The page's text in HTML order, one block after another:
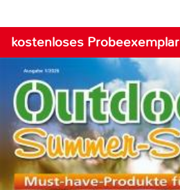
kostenloses Probeexemplar